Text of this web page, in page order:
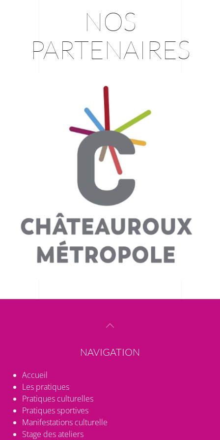
NOS
PARTENAIRES
NAVIGATION
Accueil
Les pratiques
Pratiques culturelles
Pratiques sportives
Manifestations culturelle
Stage des ateliers